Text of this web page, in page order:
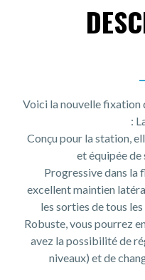
Voici la nouvelle fixation
:
Conçu pour la station,
et équipée
Progressive dans la
excellent maintien
les sorties de tous
Robuste, vous pourrez
avez la possibilité de
niveaux) et de